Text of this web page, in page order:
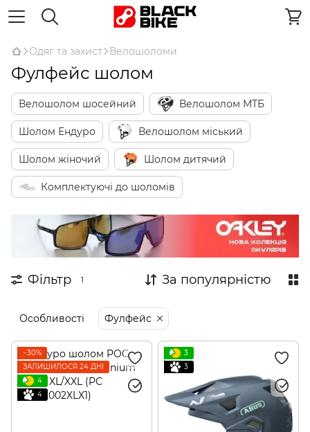
Одяг та захист Велошоломи
Фулфейс шолом
Велошолом шосейний Велошолом МТБ
Шолом Ендуро Велошолом міський
Шолом жіночий Шолом дитячий
Комплектуючі до шоломів
Фільтр 1 За популярністю
Особливості Фулфейс
−30%
ЗАЛИШИЛОСЯ 24 ДНІ
4
4
3
3